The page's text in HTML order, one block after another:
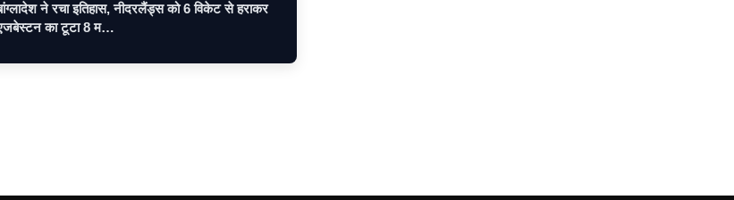
ने रचा इतिहास, नीदरलैंड्स को 6 विकेट से हराकर
का टूटा 8 म…